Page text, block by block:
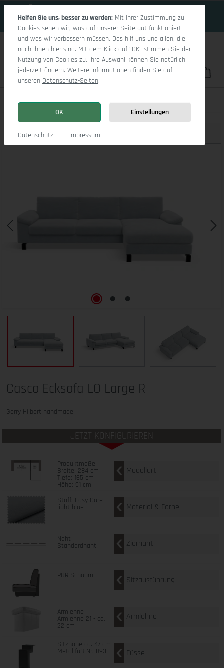
Du hast 0
Casco Ecksofa LO Large R
Produktbilder
Casco Ecksofa LO Large R
Gerry Hilbert handmade
JETZT KONFIGURIEREN
Produktmaße
Breite: 284 cm
Tiefe: 165 cm
Höhe: 91 cm
Modellart
Stoff: Easy Care
light blue Material & Farbe
Naht
Standardnaht Ziernaht
PUR-Schaum Sitzausführung
Armlehne
Armlehne 21 - ca.
22 cm
Armlehne
Sitzhöhe ca. 47 cm
Metallfuß Nr. 893 Füsse
Helfen Sie uns, besser zu werden: Mit Ihrer Zustimmung zu
Cookies sehen wir, was auf unserer Seite gut funktioniert
und was wir verbessern müssen. Das hilf uns und allen, die
nach Ihnen hier sind. Mit dem Klick auf "OK" stimmen Sie der
Nutzung von Cookies zu. Ihre Auswahl können Sie natürlich
jederzeit ändern. Weitere Informationen finden Sie auf
unseren Datenschutz-Seiten.
OK Einstellungen
Datenschutz Impressum